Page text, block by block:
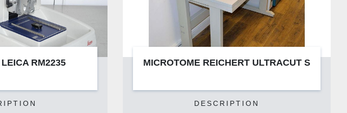
MICROTOME REICHERT ULTRACUT S
ANAPATH